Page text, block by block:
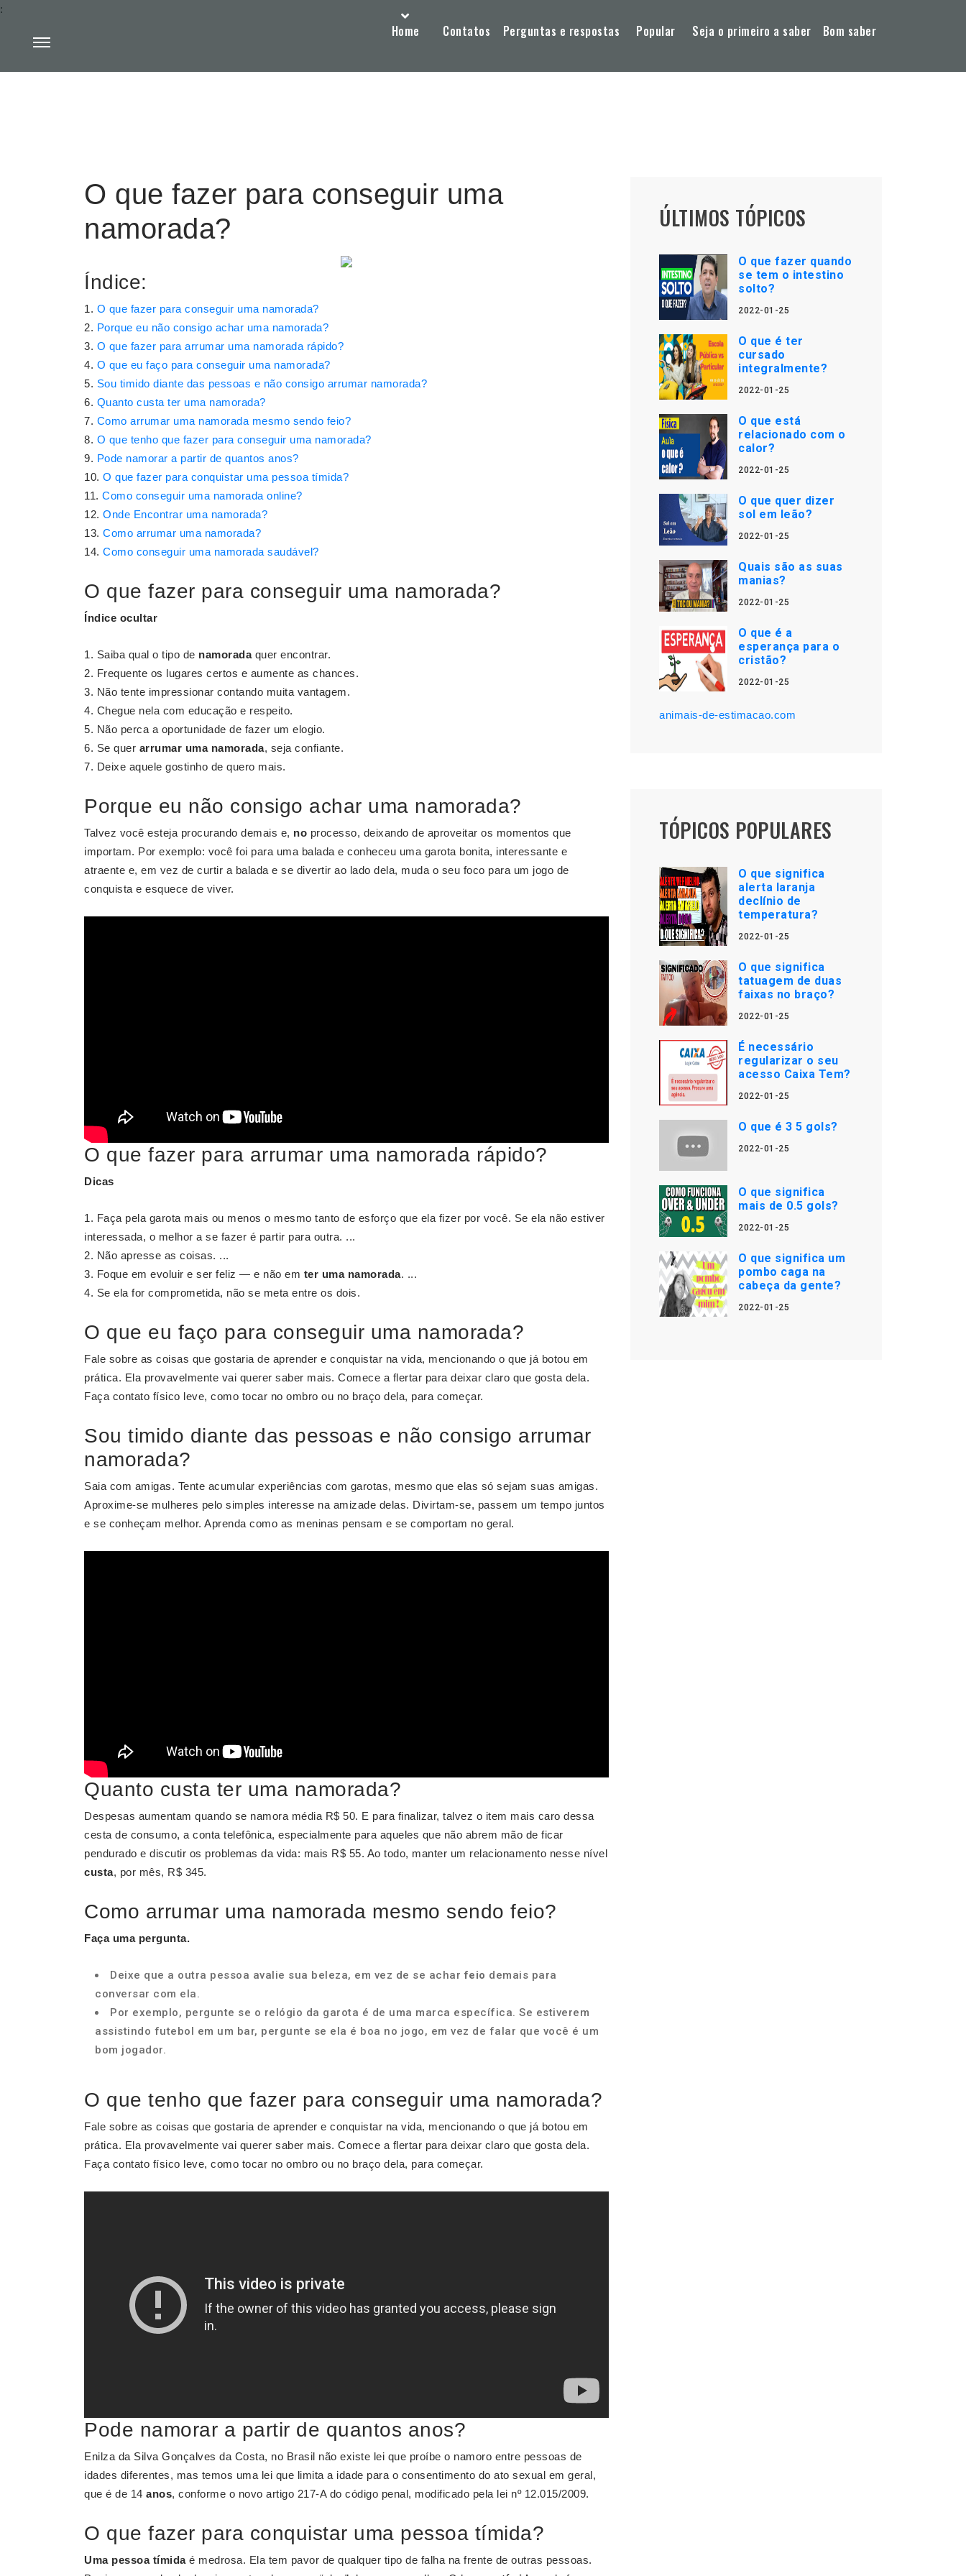
Home Contatos Perguntas e respostas Popular Seja o primeiro a saber Bom saber
:
O que fazer para conseguir uma
namorada?
Índice:
O que fazer para conseguir uma namorada?
Porque eu não consigo achar uma namorada?
O que fazer para arrumar uma namorada rápido?
O que eu faço para conseguir uma namorada?
Sou timido diante das pessoas e não consigo arrumar namorada?
Quanto custa ter uma namorada?
Como arrumar uma namorada mesmo sendo feio?
O que tenho que fazer para conseguir uma namorada?
Pode namorar a partir de quantos anos?
O que fazer para conquistar uma pessoa tímida?
Como conseguir uma namorada online?
Onde Encontrar uma namorada?
Como arrumar uma namorada?
Como conseguir uma namorada saudável?
O que fazer para conseguir uma namorada?
Índice ocultar
Saiba qual o tipo de namoradaquer encontrar.
Frequente os lugares certos e aumente as chances.
Não tente impressionar contando muita vantagem.
Chegue nela com educação e respeito.
Não perca a oportunidade de fazer um elogio.
Se quer arrumar uma namorada, seja confiante.
Deixe aquele gostinho de quero mais.
Porque eu não consigo achar uma namorada?
Talvez você esteja procurando demais e, no processo, deixando de aproveitar os momentos que
importam. Por exemplo: você foi para uma balada e conheceu uma garota bonita, interessante e
atraente e, em vez de curtir a balada e se divertir ao lado dela, muda o seu foco para um jogo de
conquista e esquece de viver.
O que fazer para arrumar uma namorada rápido?
Dicas
Faça pela garota mais ou menos o mesmo tanto de esforço que ela fizer por você. Se ela não estiver
interessada, o melhor a se fazer é partir para outra. ...
Não apresse as coisas. ...
Foque em evoluir e ser feliz — e não em ter uma namorada. ...
Se ela for comprometida, não se meta entre os dois.
O que eu faço para conseguir uma namorada?
Fale sobre as coisas que gostaria de aprender e conquistar na vida, mencionando o que já botou em
prática. Ela provavelmente vai querer saber mais. Comece a flertar para deixar claro que gosta dela.
Faça contato físico leve, como tocar no ombro ou no braço dela, para começar.
Sou timido diante das pessoas e não consigo arrumar
namorada?
Saia com amigas. Tente acumular experiências com garotas, mesmo que elas só sejam suas amigas.
Aproxime-se mulheres pelo simples interesse na amizade delas. Divirtam-se, passem um tempo juntos
e se conheçam melhor. Aprenda como as meninas pensam e se comportam no geral.
Quanto custa ter uma namorada?
Despesas aumentam quando se namora média R$ 50. E para finalizar, talvez o item mais caro dessa
cesta de consumo, a conta telefônica, especialmente para aqueles que não abrem mão de ficar
pendurado e discutir os problemas da vida: mais R$ 55. Ao todo, manter um relacionamento nesse nível
custa, por mês, R$ 345.
Como arrumar uma namorada mesmo sendo feio?
Faça uma pergunta.
Deixe que a outra pessoa avalie sua beleza, em vez de se acharfeio demais para
conversar com ela.
Por exemplo, pergunte se o relógio da garota é de uma marca específica. Se estiverem
assistindo futebol em um bar, pergunte se ela é boa no jogo, em vez de falar que você é um
bom jogador.
O que tenho que fazer para conseguir uma namorada?
Fale sobre as coisas que gostaria de aprender e conquistar na vida, mencionando o que já botou em
prática. Ela provavelmente vai querer saber mais. Comece a flertar para deixar claro que gosta dela.
Faça contato físico leve, como tocar no ombro ou no braço dela, para começar.
Pode namorar a partir de quantos anos?
Enilza da Silva Gonçalves da Costa, no Brasil não existe lei que proíbe o namoro entre pessoas de
idades diferentes, mas temos uma lei que limita a idade para o consentimento do ato sexual em geral,
que é de 14 anos, conforme o novo artigo 217-A do código penal, modificado pela lei nº 12.015/2009.
O que fazer para conquistar uma pessoa tímida?
Uma pessoa tímidaé medrosa. Ela tem pavor de qualquer tipo de falha na frente de outras pessoas.
ÚLTIMOS TÓPICOS
O que fazer quando
se tem o intestino
solto?
2022-01-25
O que é ter
cursado
integralmente?
2022-01-25
O que está
relacionado com o
calor?
2022-01-25
O que quer dizer
sol em leão?
2022-01-25
Quais são as suas
manias?
2022-01-25
O que é a
esperança para o
cristão?
2022-01-25
animais-de-estimacao.com
TÓPICOS POPULARES
O que significa
alerta laranja
declínio de
temperatura?
2022-01-25
O que significa
tatuagem de duas
faixas no braço?
2022-01-25
É necessário
regularizar o seu
acesso Caixa Tem?
2022-01-25
O que é 3 5 gols?
2022-01-25
O que significa
mais de 0.5 gols?
2022-01-25
O que significa um
pombo caga na
cabeça da gente?
2022-01-25